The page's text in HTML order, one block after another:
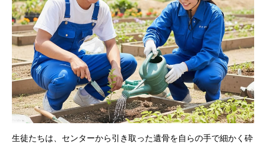
生徒たちは、センターから引き取った遺骨を自らの手で細かく砕